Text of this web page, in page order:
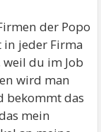
der Popo
jeder Firma
du im Job
wird man
bekommt das
mein